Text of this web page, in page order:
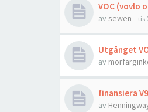
VOC (vovlo
av sewen - tis
Utgånget
av
finansiera
av